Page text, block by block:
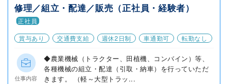
修理／組立・配達／販売（正社員・経験者）
正社員
賞与あり
交通費支給 週休2日制 車通勤可 転勤なし
仕事内容
◆農業機械（トラクター、田植機、コンバイン）等、
各種機械の組立・配達（引取・納車）を行っていただ
きます。 （軽～大型トラッ...